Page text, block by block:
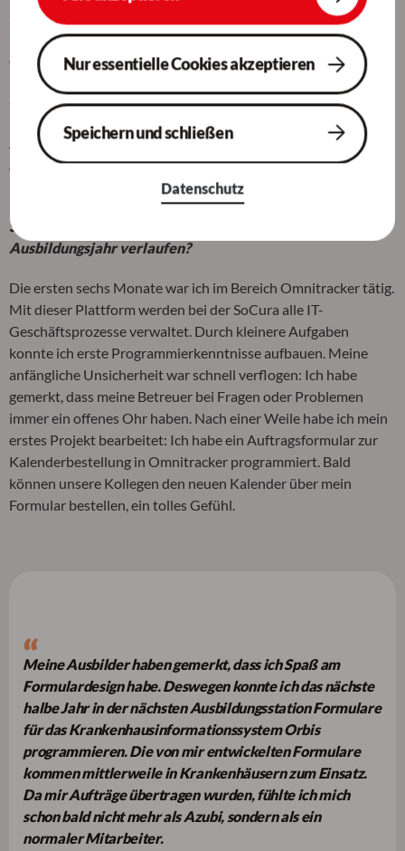
auf soziale Kompetenzen wie Teamfähigkeit, Kommunikation
und Selbstständigkeit. Ich konnte viel erzählen und habe dabei
gemerkt, dass es nicht ausschließlich darauf ankommt,
Programmierkenntnisse mitzubringen. Vielmehr geht es der
SoCura um Auszubildende, die hier menschlich reinpassen und
lernbereit sind. Meine zum damaligen Zeitpunkt vorläufige
Aufenthaltserlaubnis – ein KO-Kriterium bei vielen anderen
Arbeitgebern – war kein Problem. Über die Zusage habe ich
Schön, dass es geklappt hat! Wie ist Ihr erstes
Ausbildungsjahr verlaufen?
Die ersten sechs Monate war ich im Bereich Omnitracker tätig.
Mit dieser Plattform werden bei der SoCura alle IT-
Geschäftsprozesse verwaltet. Durch kleinere Aufgaben
konnte ich erste Programmierkenntnisse aufbauen. Meine
anfängliche Unsicherheit war schnell verflogen: Ich habe
gemerkt, dass meine Betreuer bei Fragen oder Problemen
immer ein offenes Ohr haben. Nach einer Weile habe ich mein
erstes Projekt bearbeitet: Ich habe ein Auftragsformular zur
Kalenderbestellung in Omnitracker programmiert. Bald
können unsere Kollegen den neuen Kalender über mein
Formular bestellen, ein tolles Gefühl.
Meine Ausbilder haben gemerkt, dass ich Spaß am
Formulardesign habe. Deswegen konnte ich das nächste
halbe Jahr in der nächsten Ausbildungsstation Formulare
für das Krankenhausinformationssystem Orbis
programmieren. Die von mir entwickelten Formulare
kommen mittlerweile in Krankenhäusern zum Einsatz.
Da mir Aufträge übertragen wurden, fühlte ich mich
schon bald nicht mehr als Azubi, sondern als ein
normaler Mitarbeiter.
Nur essentielle Cookies akzeptieren
Speichern und schließen
Datenschutz